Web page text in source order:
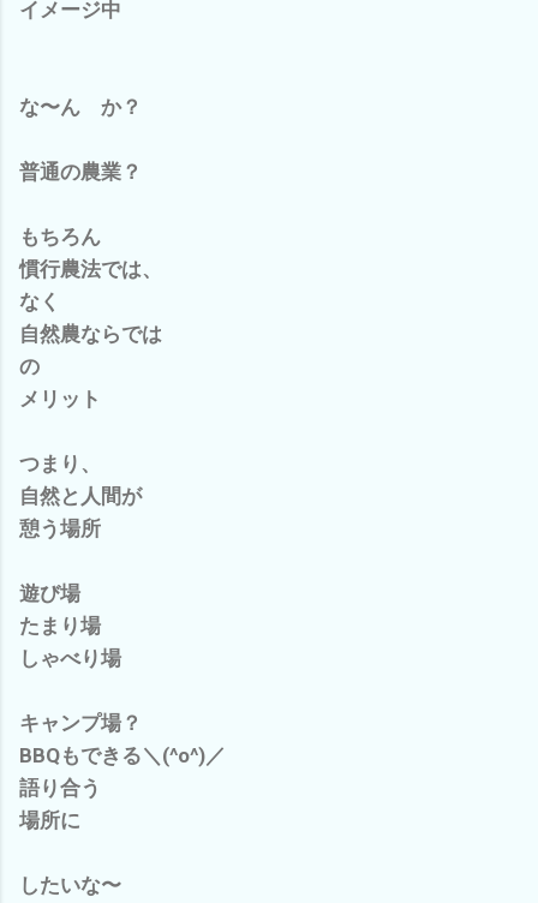
イメージ中
な〜ん か？
普通の農業？
もちろん
慣行農法では、
なく
自然農ならでは
の
メリット
つまり、
自然と人間が
憩う場所
遊び場
たまり場
しゃべり場
キャンプ場？
BBQもできる＼(^o^)／
語り合う
場所に
したいな〜